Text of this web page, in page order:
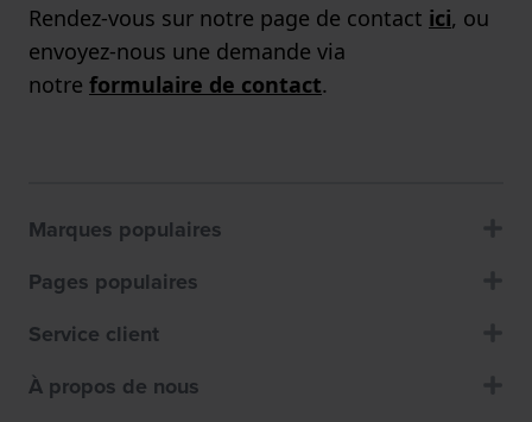
Rendez-vous sur notre page de contact ici, ou
envoyez-nous une demande via
notre formulaire de contact.
Marques populaires
Pages populaires
Service client
À propos de nous